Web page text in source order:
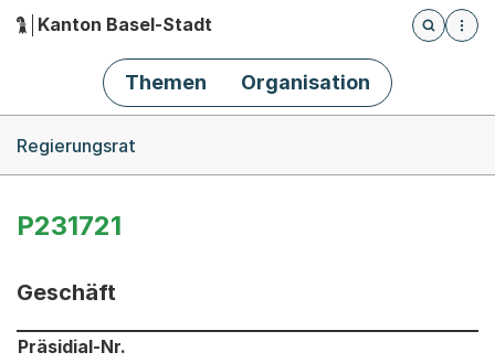
Hauptnavigation
Kanton Basel-Stadt
Öffnet
Themen Organisation
Regierungsrat
P231721
Geschäft
Informationen zum Ausgewählten Geschäft
Präsidial-Nr.